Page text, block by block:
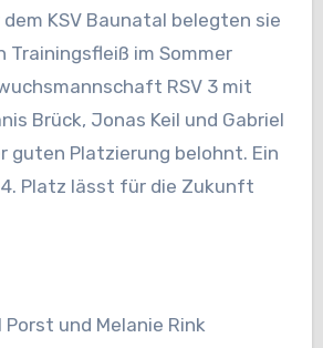
KSV Baunatal belegten sie
Trainingsfleiß im Sommer
RSV 3 mit
Brück, Jonas Keil und Gabriel
guten Platzierung belohnt. Ein
Platz lässt für die Zukunft
Porst und Melanie Rink